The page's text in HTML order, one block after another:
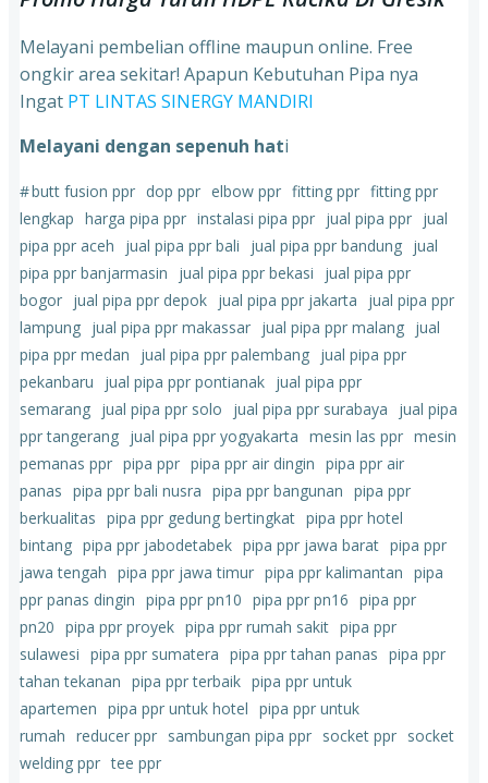
Melayani pembelian offline maupun online. Free
ongkir area sekitar! Apapun Kebutuhan Pipa nya
Ingat PT LINTAS SINERGY MANDIRI
Melayani dengan sepenuh hati
#butt fusion ppr dop ppr elbow ppr fitting ppr fitting ppr
lengkap harga pipa ppr instalasi pipa ppr jual pipa ppr jual
pipa ppr aceh
jual pipa ppr bali jual pipa ppr bandung jual
pipa ppr banjarmasin
jual pipa ppr bekasi
jual pipa ppr
bogor jual pipa ppr depok jual pipa ppr jakarta
jual pipa ppr
lampung jual pipa ppr makassar jual pipa ppr malang jual
pipa ppr medan
jual pipa ppr palembang jual pipa ppr
pekanbaru
jual pipa ppr pontianak jual pipa ppr
semarang jual pipa ppr solo jual pipa ppr surabaya
jual pipa
ppr tangerang jual pipa ppr yogyakarta mesin las ppr mesin
pemanas ppr pipa ppr pipa ppr air dingin pipa ppr air
panas pipa ppr bali nusra pipa ppr bangunan pipa ppr
berkualitas pipa ppr gedung bertingkat pipa ppr hotel
bintang pipa ppr jabodetabek pipa ppr jawa barat pipa ppr
jawa tengah pipa ppr jawa timur pipa ppr kalimantan pipa
ppr panas dingin pipa ppr pn10 pipa ppr pn16 pipa ppr
pn20 pipa ppr proyek pipa ppr rumah sakit pipa ppr
sulawesi pipa ppr sumatera pipa ppr tahan panas pipa ppr
tahan tekanan pipa ppr terbaik pipa ppr untuk
apartemen pipa ppr untuk hotel pipa ppr untuk
rumah reducer ppr sambungan pipa ppr socket ppr socket
welding ppr tee ppr